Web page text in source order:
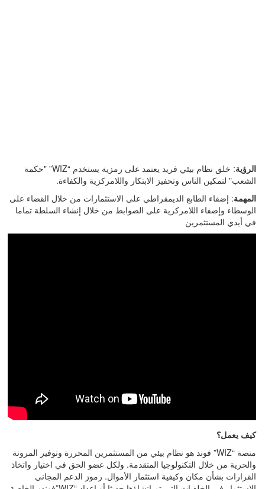
الرؤية: خلق نظام بيئي فريد يعتمد على رمزية يستخدم “WIZ” "حكمة
الشعب" لتمكين الناس وتحفيز الابتكار واللامركزية والكفاءة.
المهمة: إضفاء الطابع الديمقراطي على الاستثمارات من خلال القضاء على
الوسطاء وإضفاء اللامركزية على الضوابط من خلال إنشاء السلطة تماما
في أيدي المستثمرين
كيف يعمل؟
منصة “WIZ” فوند هو نظام بيئي من المستثمرين المحررة وتوفير المرونة
والحرية من خلال التكنولوجيا المتقدمة. ولكل عضو الحق في اختيار واتخاذ
القرارات بشأن مكان وكيفية استثمار الأموال. رموز الدعم المجاني